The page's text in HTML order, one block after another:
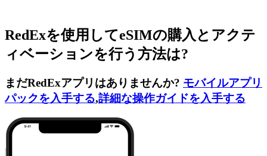
RedExを使用してeSIMの購入とアクテ
ィベーションを行う方法は?
まだRedExアプリはありませんか? モバイルアプリ
パックを入手する,詳細な操作ガイドを入手する